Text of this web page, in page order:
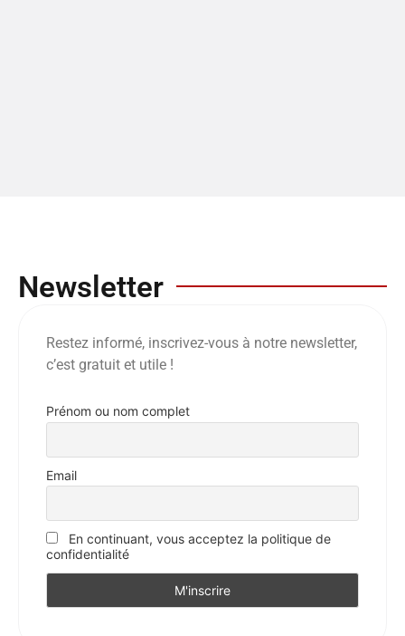
Newsletter
Restez informé, inscrivez-vous à notre newsletter,
c’est gratuit et utile !
Prénom ou nom complet
Email
En continuant, vous acceptez la politique de
confidentialité